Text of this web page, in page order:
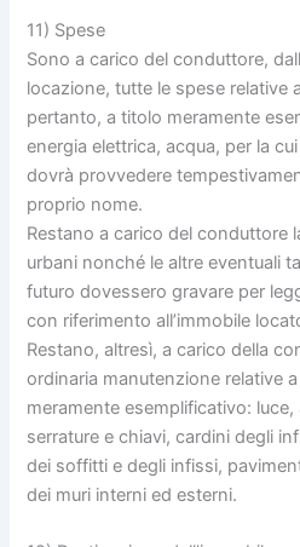
11) Spese
Sono a carico del conduttore,
locazione, tutte le spese relative
pertanto, a titolo meramente
energia elettrica, acqua, per la
dovrà provvedere
proprio nome.
Restano a carico del conduttore
urbani nonché le altre eventuali
futuro dovessero gravare per
con riferimento all’immobile
Restano, altresì, a carico della
ordinaria manutenzione relative
meramente esemplificativo:
serrature e chiavi, cardini degli
dei soffitti e degli infissi,
dei muri interni ed esterni.